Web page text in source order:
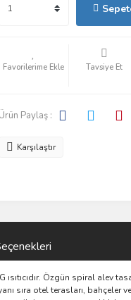
Tavsiye Et
Ürün Paylaş :
Karşılaştır
Özgün spiral alev
sıra otel terasları, bahçeler